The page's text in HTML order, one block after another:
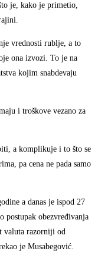
je, kako je primetio,
vrednosti rublje, a to
ona izvozi. To je na
kojim snabdevaju
i troškove vezano za
a komplikuje i to što se
pa cena ne pada samo
a danas je ispod 27
postupak obezvređivanja
valuta razorniji od
je Musabegović.